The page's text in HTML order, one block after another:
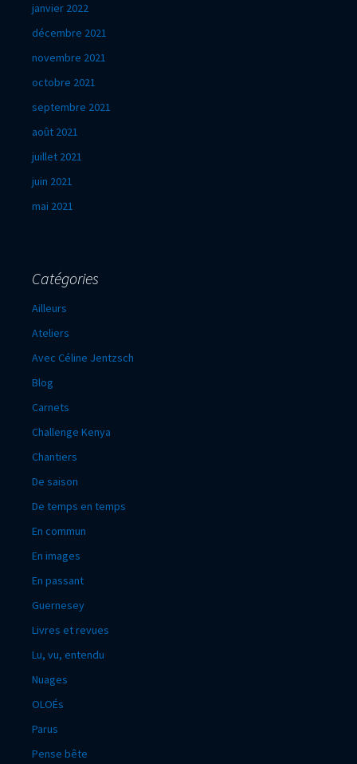
janvier 2022
décembre 2021
novembre 2021
octobre 2021
septembre 2021
août 2021
juillet 2021
juin 2021
mai 2021
Catégories
Ailleurs
Ateliers
Avec Céline Jentzsch
Blog
Carnets
Challenge Kenya
Chantiers
De saison
De temps en temps
En commun
En images
En passant
Guernesey
Livres et revues
Lu, vu, entendu
Nuages
OLOÉs
Parus
Pense bête